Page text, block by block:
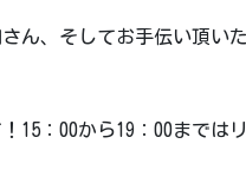
ん、そしてお手伝い頂い
15：00から19：00までは